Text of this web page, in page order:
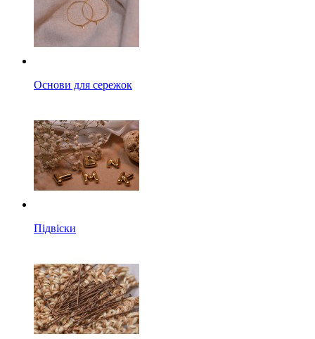
Основи для сережок
Підвіски